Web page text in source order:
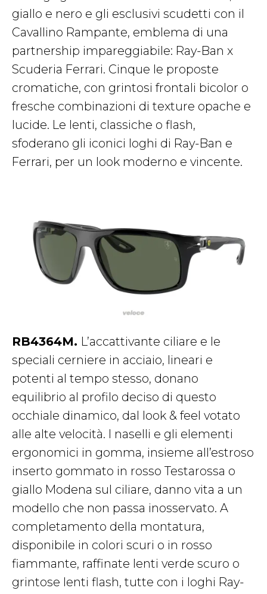
giallo e nero e gli esclusivi scudetti con il
Cavallino Rampante, emblema di una
partnership impareggiabile: Ray-Ban x
Scuderia Ferrari. Cinque le proposte
cromatiche, con grintosi frontali bicolor o
fresche combinazioni di texture opache e
lucide. Le lenti, classiche o flash,
sfoderano gli iconici loghi di Ray-Ban e
Ferrari, per un look moderno e vincente.
RB4364M. L’accattivante ciliare e le
speciali cerniere in acciaio, lineari e
potenti al tempo stesso, donano
equilibrio al profilo deciso di questo
occhiale dinamico, dal look & feel votato
alle alte velocità. I naselli e gli elementi
ergonomici in gomma, insieme all’estroso
inserto gommato in rosso Testarossa o
giallo Modena sul ciliare, danno vita a un
modello che non passa inosservato. A
completamento della montatura,
disponibile in colori scuri o in rosso
fiammante, raffinate lenti verde scuro o
grintose lenti flash, tutte con i loghi Ray-